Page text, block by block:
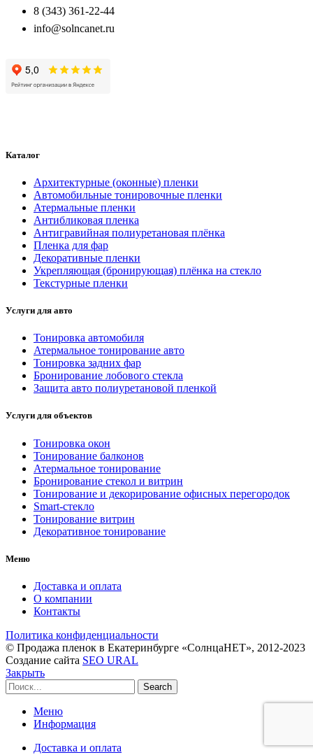
8 (343) 361-22-44
info@solncanet.ru
Каталог
Архитектурные (оконные) пленки
Автомобильные тонировочные пленки
Атермальные пленки
Антибликовая пленка
Антигравийная полиуретановая плёнка
Пленка для фар
Декоративные пленки
Укрепляющая (бронирующая) плёнка на стекло
Текстурные пленки
Услуги для авто
Тонировка автомобиля
Атермальное тонирование авто
Тонировка задних фар
Бронирование лобового стекла
Защита авто полиуретановой пленкой
Услуги для объектов
Тонировка окон
Тонирование балконов
Атермальное тонирование
Бронирование стекол и витрин
Тонирование и декорирование офисных перегородок
Smart-стекло
Тонирование витрин
Декоративное тонирование
Меню
Доставка и оплата
О компании
Контакты
Политика конфиденциальности
© Продажа пленок в Екатеринбурге «СолнцаНЕТ», 2012-2023
Создание сайта SEO URAL
Закрыть
Search
Меню
Информация
Доставка и оплата